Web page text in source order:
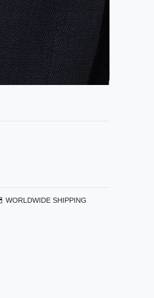
WORLDWIDE SHIPPING